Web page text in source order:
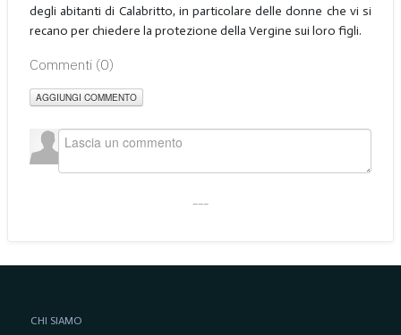
degli abitanti di Calabritto, in particolare delle donne che vi si
recano per chiedere la protezione della Vergine sui loro figli.
Commenti (0)
AGGIUNGI COMMENTO
CHI SIAMO